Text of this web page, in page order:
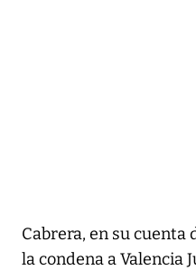
Cabrera, en su cuenta
la condena a Valencia